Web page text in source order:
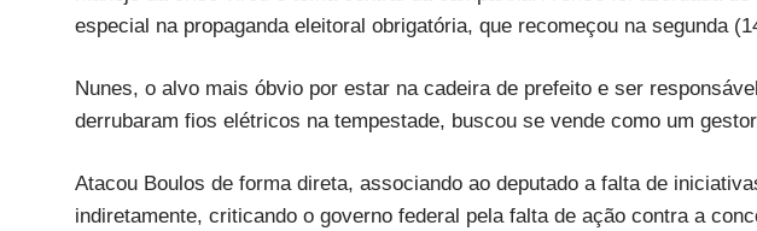
especial na propaganda eleitoral obrigatória, que recomeçou na segunda
Nunes, o alvo mais óbvio por estar na cadeira de prefeito e ser
derrubaram fios elétricos na tempestade, buscou se vende como um
Atacou Boulos de forma direta, associando ao deputado a falta de
indiretamente, criticando o governo federal pela falta de ação contra a